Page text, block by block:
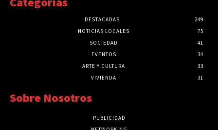
DESTACADAS
249
NOTICIAS LOCALES
75
SOCIEDAD
41
EVENTOS
34
ARTE Y CULTURA
33
VIVIENDA
31
Sobre Nosotros
PUBLICIDAD